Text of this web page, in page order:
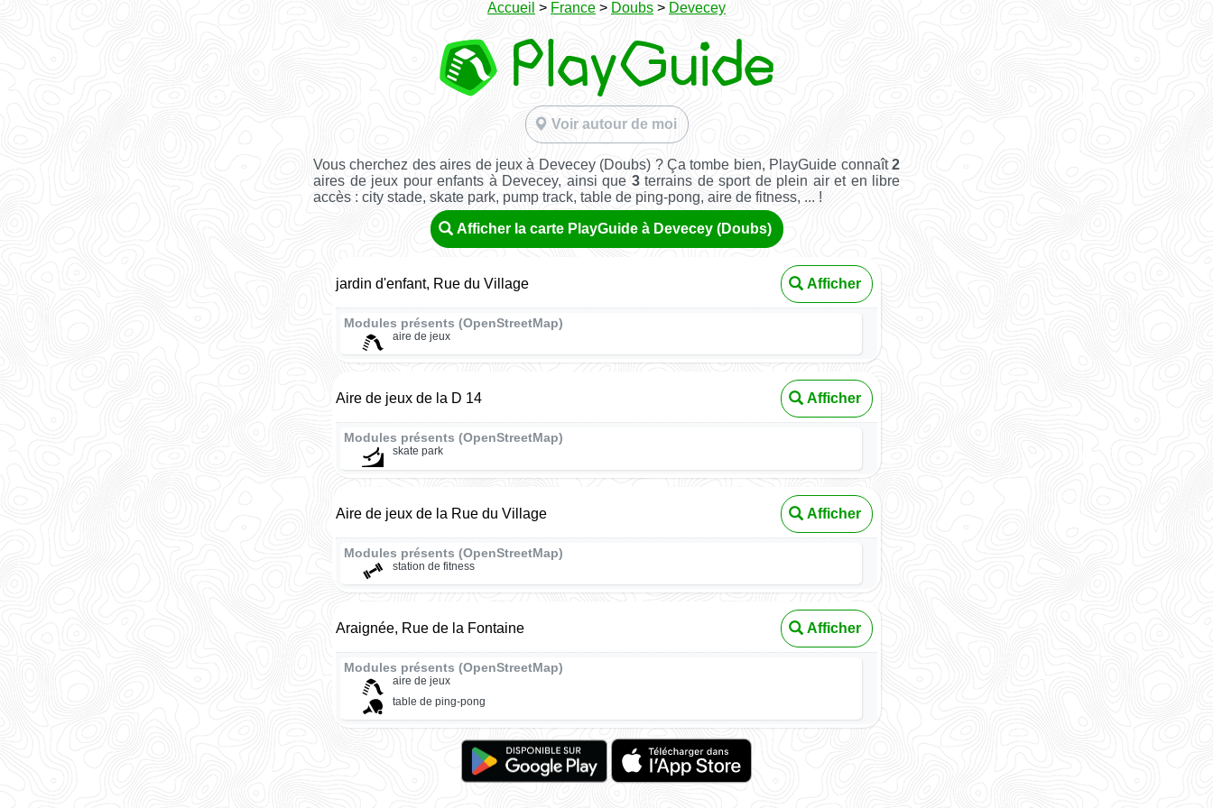
Accueil > France > Doubs > Devecey
Voir autour de moi
Vous cherchez des aires de jeux à Devecey (Doubs) ? Ça tombe bien, PlayGuide connaît2
aires de jeux pour enfants à Devecey, ainsi que 3terrains de sport de plein air et en libre
accès : city stade, skate park, pump track, table de ping-pong, aire de fitness, ... !
Afficher la carte PlayGuide à Devecey (Doubs)
jardin d'enfant, Rue du Village Afficher
Modules présents (OpenStreetMap)
aire de jeux
Aire de jeux de la D 14 Afficher
Modules présents (OpenStreetMap)
skate park
Aire de jeux de la Rue du Village Afficher
Modules présents (OpenStreetMap)
station de fitness
Araignée, Rue de la Fontaine Afficher
Modules présents (OpenStreetMap)
aire de jeux
table de ping-pong